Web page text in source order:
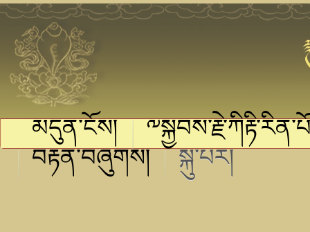
མདུན་ངོས།
བརྟན་བཞུགས།
སྐུ་པར།